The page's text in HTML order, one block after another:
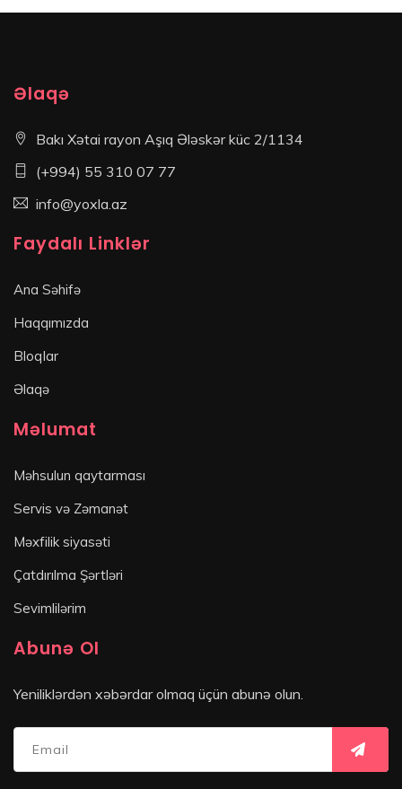
Əlaqə
Bakı Xətai rayon Aşıq Ələskər küc 2/1134
(+994) 55 310 07 77
info@yoxla.az
Faydalı Linklər
Ana Səhifə
Haqqımızda
Bloqlar
Əlaqə
Məlumat
Məhsulun qaytarması
Servis və Zəmanət
Məxfilik siyasəti
Çatdırılma Şərtləri
Sevimlilərim
Abunə Ol
Yeniliklərdən xəbərdar olmaq üçün abunə olun.